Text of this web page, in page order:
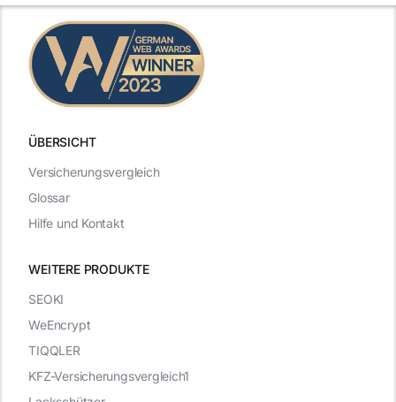
ÜBERSICHT
WEITERE PRODUKTE
Versicherungsvergleich
Glossar
Hilfe und Kontakt
SEOKI
WeEncrypt
TIQQLER
KFZ-Versicherungsvergleich1